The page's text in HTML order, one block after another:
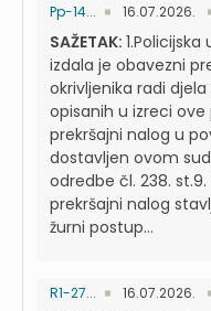
Pp-14... 16.07.2026.
SAŽETAK: 1.Policijska
izdala je obavezni
okrivljenika radi
opisanih u izreci ove
prekršajni nalog u
dostavljen ovom
odredbe čl. 238.
prekršajni nalog
žurni postup...
R1-27... 16.07.2026.